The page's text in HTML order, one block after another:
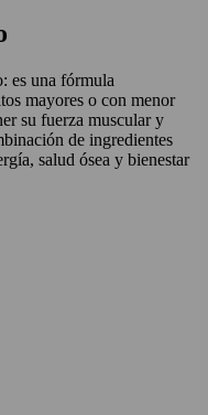
es una fórmula
mayores o con menor
su fuerza muscular y
de ingredientes
salud ósea y bienestar